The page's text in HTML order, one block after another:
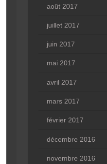
août 2017
juillet 2017
juin 2017
mai 2017
avril 2017
mars 2017
février 2017
décembre 2016
novembre 2016